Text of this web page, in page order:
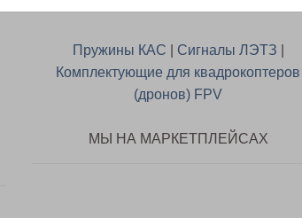
Пружины КАС Сигналы ЛЭТЗ
Комплектующие для квадрокоптеров
(дронов) FPV
МЫ НА МАРКЕТПЛЕЙСАХ